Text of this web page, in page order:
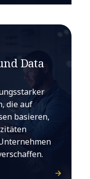
Data
die auf
basieren,